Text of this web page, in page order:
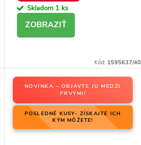
Skladom 1 ks
Kód: 1595637/40
NOVINKA – OBJAVTE JU MEDZI
PRVÝMI!
POSLEDNÉ KUSY- ZÍSKAJTE ICH
KÝM MÔŽETE!